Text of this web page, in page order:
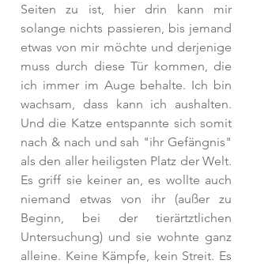
Seiten zu ist, hier drin kann mir
solange nichts passieren, bis jemand
etwas von mir möchte und derjenige
muss durch diese Tür kommen, die
ich immer im Auge behalte. Ich bin
wachsam, dass kann ich aushalten.
Und die Katze entspannte sich somit
nach & nach und sah "ihr Gefängnis"
als den aller heiligsten Platz der Welt.
Es griff sie keiner an, es wollte auch
niemand etwas von ihr (außer zu
Beginn, bei der tierärtztlichen
Untersuchung) und sie wohnte ganz
alleine. Keine Kämpfe, kein Streit. Es